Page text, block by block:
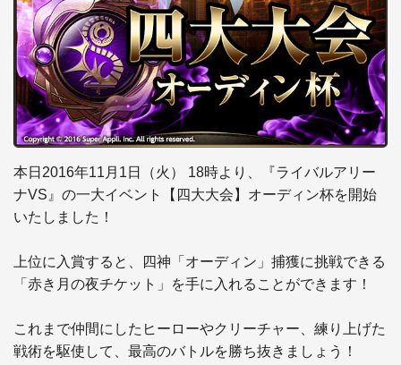
本日2016年11月1日（火） 18時より、『ライバルアリー
ナVS』の一大イベント【四大大会】オーディン杯を開始
いたしました！
上位に入賞すると、四神「オーディン」捕獲に挑戦できる
「赤き月の夜チケット」を手に入れることができます！
これまで仲間にしたヒーローやクリーチャー、練り上げた
戦術を駆使して、最高のバトルを勝ち抜きましょう！